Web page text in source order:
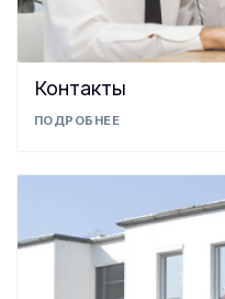
Контакты
ПОДРОБНЕЕ